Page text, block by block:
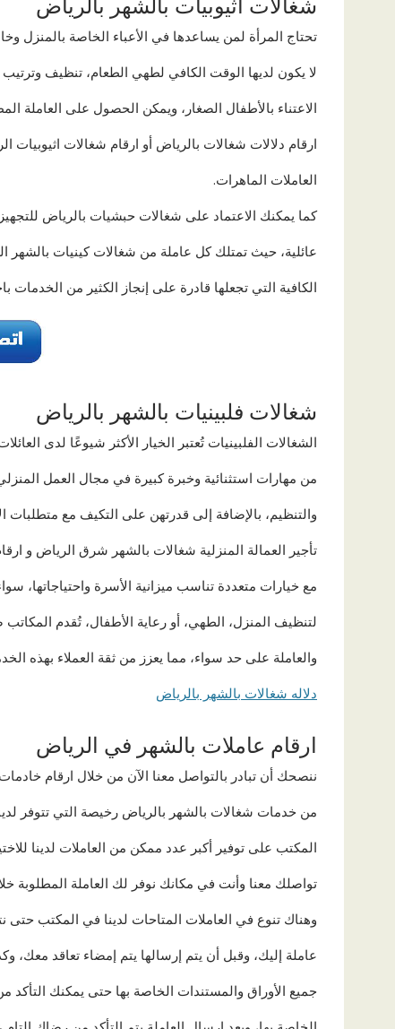
شغالات اثيوبيات بالشهر بالرياض
تحتاج المرأة لمن يساعدها في الأعباء الخاصة بالمنزل
لا يكون لديها الوقت الكافي لطهي الطعام، تنظيف
الاعتناء بالأطفال الصغار، ويمكن الحصول على العاملة
ارقام دلالات شغالات بالرياض أو ارقام شغالات اثيوبيات
العاملات الماهرات.
كما يمكنك الاعتماد على شغالات حبشيات بالرياض
عائلية، حيث تمتلك كل عاملة من شغالات كينيات بالشهر
الكافية التي تجعلها قادرة على إنجاز الكثير من
شغالات فلبينيات بالشهر بالرياض
الشغالات الفلبينيات تُعتبر الخيار الأكثر شيوعًا لدى
من مهارات استثنائية وخبرة كبيرة في مجال العمل
والتنظيم، بالإضافة إلى قدرتهن على التكيف مع متطلبات
تأجير العمالة المنزلية شغالات بالشهر شرق الرياض و
مع خيارات متعددة تناسب ميزانية الأسرة واحتياجاتها،
لتنظيف المنزل، الطهي، أو رعاية الأطفال، تُقدم
والعاملة على حد سواء، مما يعزز من ثقة العملاء بهذه
دلاله شغالات بالشهر بالرياض
ارقام عاملات بالشهر في الرياض
ننصحك أن تبادر بالتواصل معنا الآن من خلال ارقام
من خدمات شغالات بالشهر بالرياض رخيصة التي تتوفر
المكتب على توفير أكبر عدد ممكن من العاملات لدينا
تواصلك معنا وأنت في مكانك نوفر لك العاملة المطلوبة
وهناك تنوع في العاملات المتاحات لدينا في المكتب
عاملة إليك، وقبل أن يتم إرسالها يتم إمضاء تعاقد معك،
جميع الأوراق والمستندات الخاصة بها حتى يمكنك التأكد